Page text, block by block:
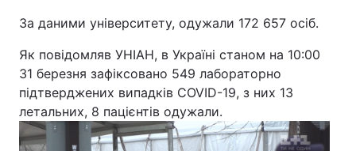
Архів Вакансії
Контакти
Послуги
За даними університету, одужали 172 657 осіб.
Як повідомляв УНІАН, в Україні станом на 10:00
31 березня зафіксовано 549 лабораторно
підтверджених випадків COVID-19, з них 13
летальних, 8 пацієнтів одужали.